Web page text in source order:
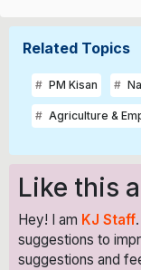
Related Topics
PM Kisan
Agriculture &
Like this
Hey! I am KJ Staff
suggestions to
suggestions and